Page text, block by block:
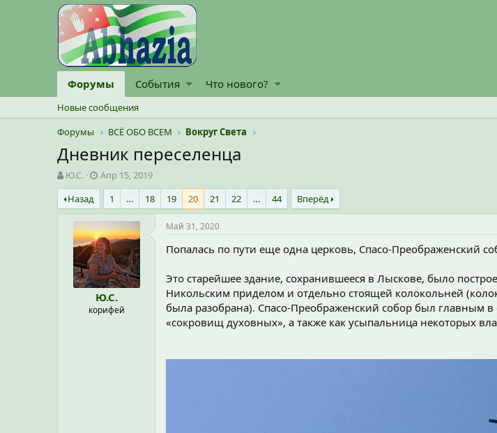
Форумы События Что нового?
Новые сообщения
Форумы
ВСЁ ОБО ВСЕМ Вокруг Света
Дневник переселенца
А
в
т
о
Ю.С.
Д
а
а
н
а
ч
а
л
а
Апр 15, 2019
Назад
1 … 18 19 20 21 22 … 44 Вперёд
Ю.С.
корифей
Май 31, 2020
Попалась по пути еще одна церковь, Спасо-Преображенский
Это старейшее здание, сохранившееся в Лыскове, было
Никольским приделом и отдельно стоящей колокольней
была разобрана). Спасо-Преображенский собор был главным
«сокровищ духовных», а также как усыпальница некоторых